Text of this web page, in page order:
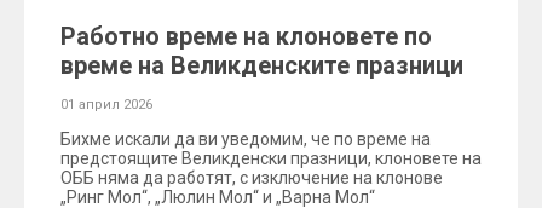
Работно време на клоновете по
време на Великденските празници
01 април 2026
Бихме искали да ви уведомим, че по време на
предстоящите Великденски празници, клоновете на
ОББ няма да работят, с изключение на клонове
„Ринг Мол“, „Люлин Мол“ и „Варна Мол“